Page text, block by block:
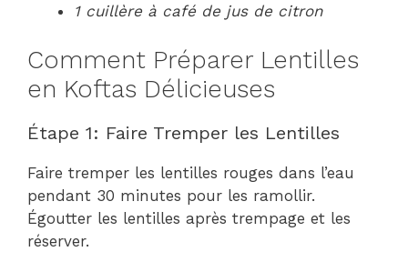
1 cuillère à café de jus de citron
Comment Préparer Lentilles
en Koftas Délicieuses
Étape 1: Faire Tremper les Lentilles
Faire tremper les lentilles rouges dans l’eau
pendant 30 minutes pour les ramollir.
Égoutter les lentilles après trempage et les
réserver.